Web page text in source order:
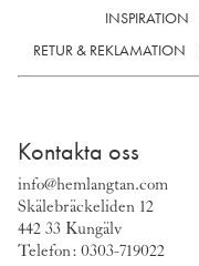
INSPIRATION
RETUR & REKLAMATION
Kontakta oss
info@hemlangtan.com
Skälebräckeliden 12
442 33 Kungälv
Telefon: 0303-719022